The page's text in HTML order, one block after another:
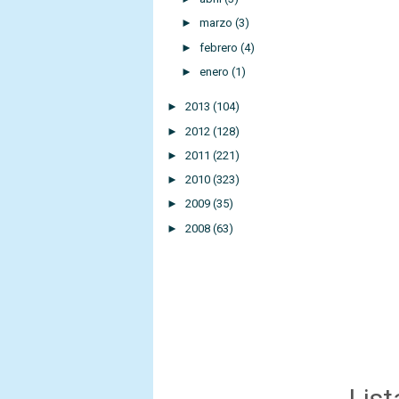
► marzo (3)
► febrero (4)
► enero (1)
► 2013 (104)
► 2012 (128)
► 2011 (221)
► 2010 (323)
► 2009 (35)
► 2008 (63)